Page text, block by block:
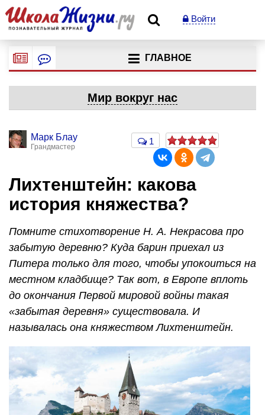
Войти
ГЛАВНОЕ
Мир вокруг нас
Марк Блау
Грандмастер
1
Лихтенштейн: какова
история княжества?
Помните стихотворение Н. А. Некрасова про
забытую деревню? Куда барин приехал из
Питера только для того, чтобы упокоиться на
местном кладбище? Так вот, в Европе вплоть
до окончания Первой мировой войны такая
«забытая деревня» существовала. И
называлась она княжеством Лихтенштейн.